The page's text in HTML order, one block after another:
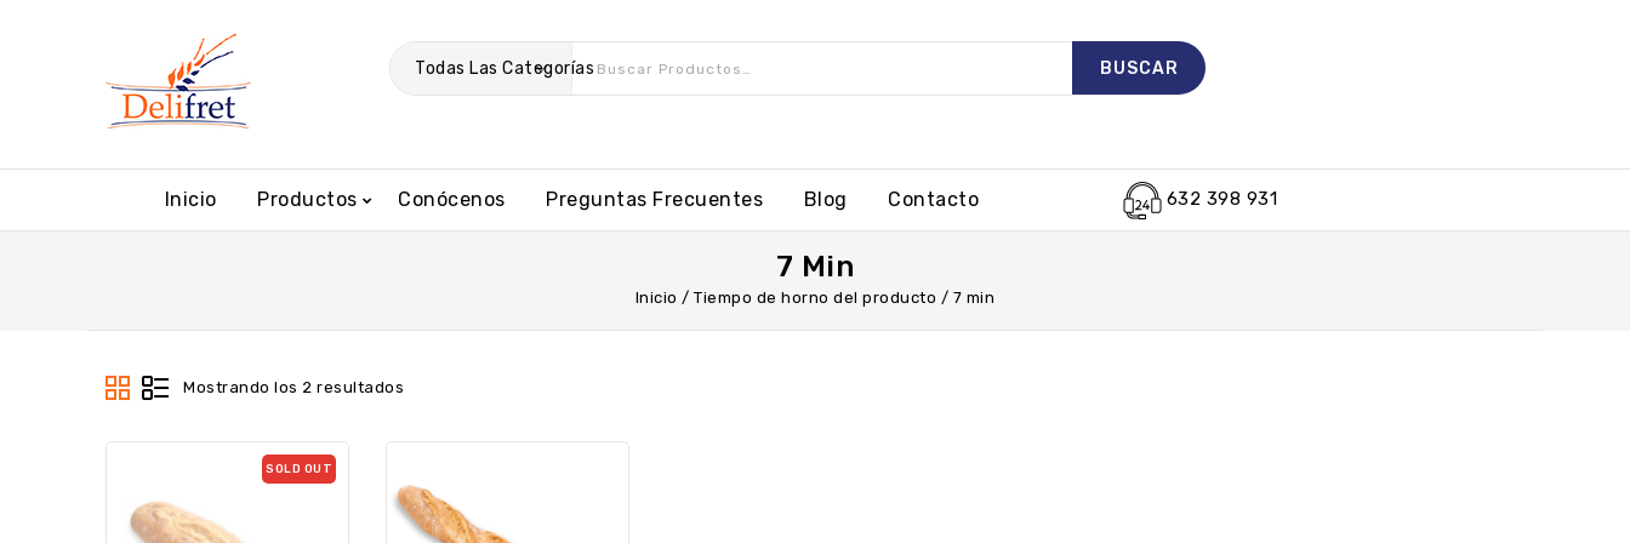
Todas Las Categorías
Inicio Productos Conócenos Preguntas Frecuentes Blog Contacto 632 398 931
7 Min
Inicio /Tiempo de horno del producto / 7 min
Mostrando los 2 resultados
SOLD OUT